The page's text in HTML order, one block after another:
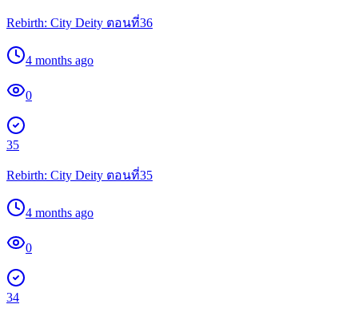
Rebirth: City Deity ตอนที่36
4 months ago
0
35
Rebirth: City Deity ตอนที่35
4 months ago
0
34